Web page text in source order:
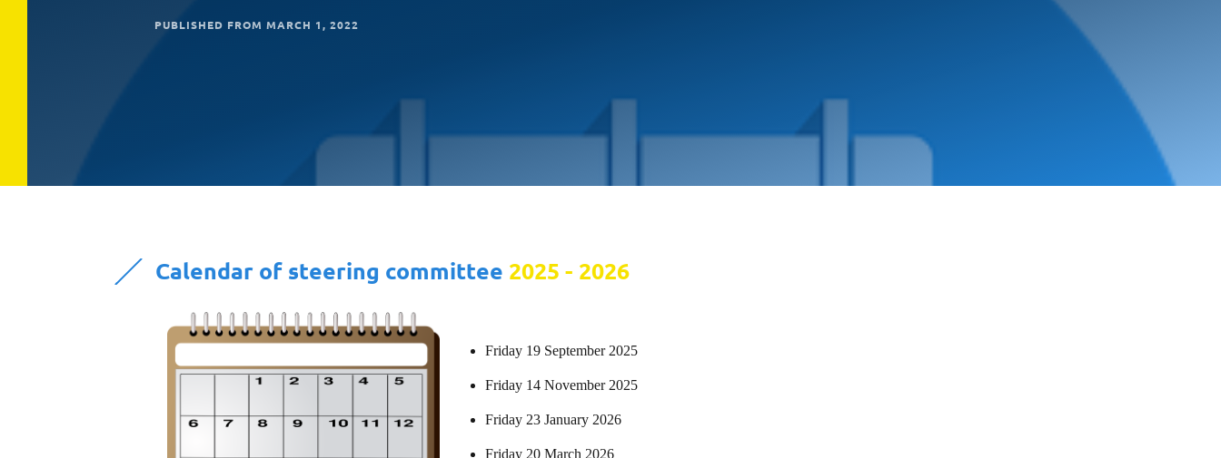
PUBLISHED FROM MARCH 1, 2022
Calendar of steering committee 2025 - 2026
Friday 19 September 2025
Friday 14 November 2025
Friday 23 January 2026
Friday 20 March 2026